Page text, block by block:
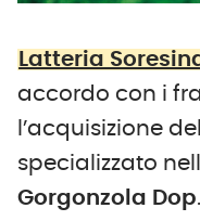
Latteria
accordo con i
l’acquisizione
specializzato
Gorgonzola Dop